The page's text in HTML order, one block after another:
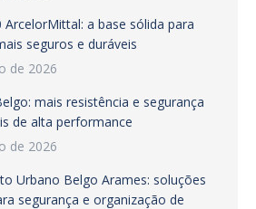
ArcelorMittal: a base sólida para
seguros e duráveis
de 2026
mais resistência e segurança
de alta performance
de 2026
Urbano Belgo Arames: soluções
segurança e organização de